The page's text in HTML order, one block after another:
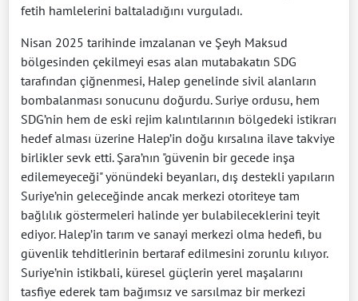
fetih hamlelerini baltaladığını vurguladı.
Nisan 2025 tarihinde imzalanan ve Şeyh Maksud
bölgesinden çekilmeyi esas alan mutabakatın SDG
tarafından çiğnenmesi, Halep genelinde sivil alanların
bombalanması sonucunu doğurdu. Suriye ordusu, hem
SDG’nin hem de eski rejim kalıntılarının bölgedeki istikrarı
hedef alması üzerine Halep’in doğu kırsalına ilave takviye
birlikler sevk etti. Şara’nın "güvenin bir gecede inşa
edilemeyeceği" yönündeki beyanları, dış destekli yapıların
Suriye’nin geleceğinde ancak merkezi otoriteye tam
bağlılık göstermeleri halinde yer bulabileceklerini teyit
ediyor. Halep’in tarım ve sanayi merkezi olma hedefi, bu
güvenlik tehditlerinin bertaraf edilmesini zorunlu kılıyor.
Suriye’nin istikbali, küresel güçlerin yerel maşalarını
tasfiye ederek tam bağımsız ve sarsılmaz bir merkezi